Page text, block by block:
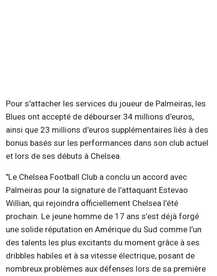
Pour s'attacher les services du joueur de Palmeiras, les
Blues ont accepté de débourser 34 millions d'euros,
ainsi que 23 millions d'euros supplémentaires liés à des
bonus basés sur les performances dans son club actuel
et lors de ses débuts à Chelsea.
"Le Chelsea Football Club a conclu un accord avec
Palmeiras pour la signature de l’attaquant Estevao
Willian, qui rejoindra officiellement Chelsea l’été
prochain. Le jeune homme de 17 ans s’est déjà forgé
une solide réputation en Amérique du Sud comme l’un
des talents les plus excitants du moment grâce à ses
dribbles habiles et à sa vitesse électrique, posant de
nombreux problèmes aux défenses lors de sa première